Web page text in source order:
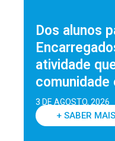
Dos alunos
atividade
comunidade
3 DE AGOSTO, 2026
+ SABER MAIS